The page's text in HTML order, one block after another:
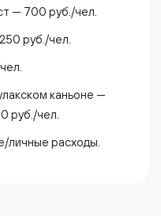
— 700 руб./чел.
руб./чел.
каньоне —
руб./чел.
личные расходы.